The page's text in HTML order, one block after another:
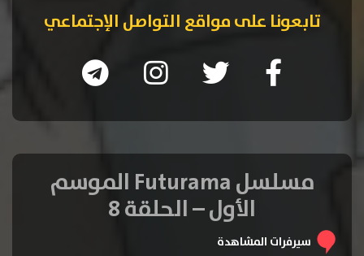
تابعونا على مواقع التواصل الإجتماعي
مسلسل Futurama الموسم
الأول – الحلقة 8
سيرفرات المشاهدة